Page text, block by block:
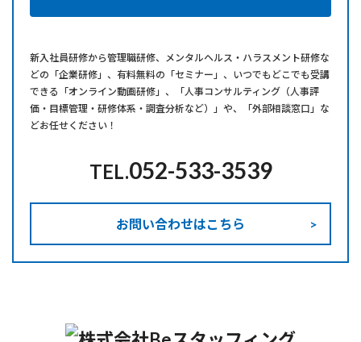
新⼊社員研修から管理職研修、メンタルヘルス・ハラスメント研修な
どの「企業研修」、有料無料の「セミナー」、いつでもどこでも受講
できる「オンライン動画研修」、「人事コンサルティング（人事評
価・目標管理・研修体系・調査分析など）」や、「外部相談窓口」な
どお任せください！
TEL.052-533-3539
お問い合わせはこちら